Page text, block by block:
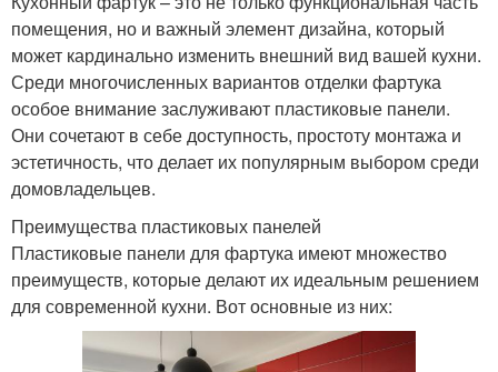
помещения, но и важный элемент дизайна, который
может кардинально изменить внешний вид вашей кухни.
Среди многочисленных вариантов отделки фартука
особое внимание заслуживают пластиковые панели.
Они сочетают в себе доступность, простоту монтажа и
эстетичность, что делает их популярным выбором среди
домовладельцев.
Преимущества пластиковых панелей
Пластиковые панели для фартука имеют множество
преимуществ, которые делают их идеальным решением
для современной кухни. Вот основные из них: